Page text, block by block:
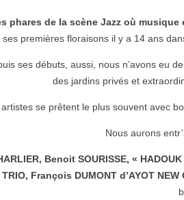
phares de la scène Jazz où musique
ses premières floraisons il y a 14 ans
ses débuts, aussi, nous n’avons eu
des jardins privés et
artistes se prêtent le plus souvent avec
Nous aurons
Benoit SOURISSE, «
François DUMONT d’AYOT